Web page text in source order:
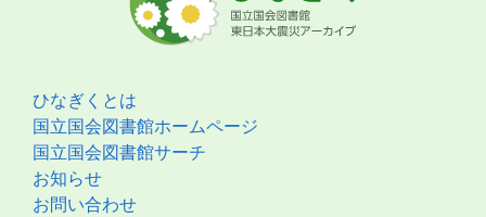
ひなぎくとは
国立国会図書館ホームページ
国立国会図書館サーチ
お知らせ
お問い合わせ